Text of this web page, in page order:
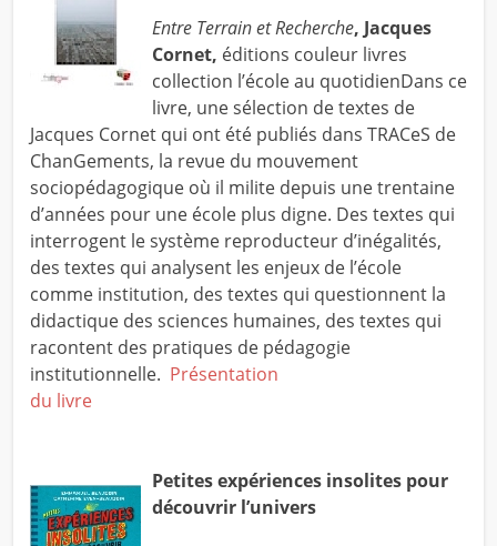
Entre Terrain et Recherche, Jacques
Cornet, éditions couleur livres
collection l’école au quotidienDans ce
livre, une sélection de textes de
Jacques Cornet qui ont été publiés dans TRACeS de
ChanGements, la revue du mouvement
sociopédagogique où il milite depuis une trentaine
d’années pour une école plus digne. Des textes qui
interrogent le système reproducteur d’inégalités,
des textes qui analysent les enjeux de l’école
comme institution, des textes qui questionnent la
didactique des sciences humaines, des textes qui
racontent des pratiques de pédagogie
institutionnelle. Présentation
du livre
Petites expériences insolites pour
découvrir l’univers